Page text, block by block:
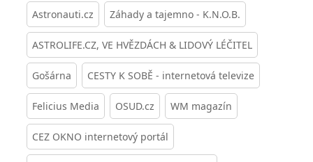
Astronauti.cz Záhady a tajemno - K.N.O.B.
ASTROLIFE.CZ, VE HVĚZDÁCH & LIDOVÝ LÉČITEL
Gošárna CESTY K SOBĚ - internetová televize
Felicius Media OSUD.cz WM magazín
CEZ OKNO internetový portál